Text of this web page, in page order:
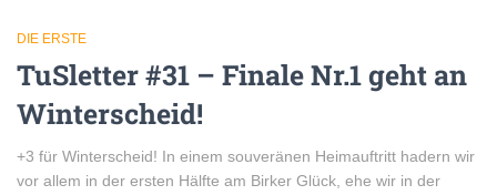
DIE ERSTE
TuSletter #31 – Finale Nr.1 geht an
Winterscheid!
+3 für Winterscheid! In einem souveränen Heimauftritt hadern wir
vor allem in der ersten Hälfte am Birker Glück, ehe wir in der